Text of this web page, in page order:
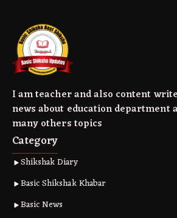
I am teacher and also content
news about education department
many others topics
Category
Shikshak Diary
Basic Shikshak Khabar
Basic News